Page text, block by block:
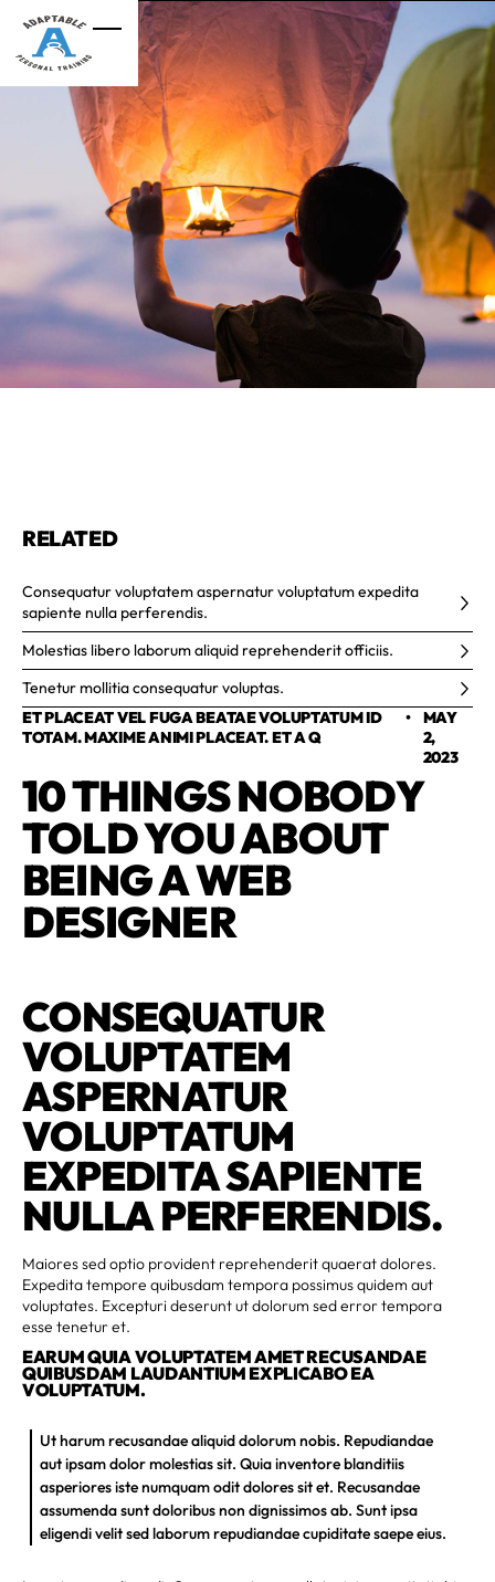
RELATED
Consequatur voluptatem aspernatur voluptatum expedita
sapiente nulla perferendis.
Molestias libero laborum aliquid reprehenderit officiis.
Tenetur mollitia consequatur voluptas.
ET PLACEAT VEL FUGA BEATAE VOLUPTATUM ID
TOTAM. MAXIME ANIMI PLACEAT. ET A Q
• MAY
2,
2023
10 THINGS NOBODY
TOLD YOU ABOUT
BEING A WEB
DESIGNER
CONSEQUATUR
VOLUPTATEM
ASPERNATUR
VOLUPTATUM
EXPEDITA SAPIENTE
NULLA PERFERENDIS.
Maiores sed optio provident reprehenderit quaerat dolores.
Expedita tempore quibusdam tempora possimus quidem aut
voluptates. Excepturi deserunt ut dolorum sed error tempora
esse tenetur et.
EARUM QUIA VOLUPTATEM AMET RECUSANDAE
QUIBUSDAM LAUDANTIUM EXPLICABO EA
VOLUPTATUM.
Ut harum recusandae aliquid dolorum nobis. Repudiandae
aut ipsam dolor molestias sit. Quia inventore blanditiis
asperiores iste numquam odit dolores sit et. Recusandae
assumenda sunt doloribus non dignissimos ab. Sunt ipsa
eligendi velit sed laborum repudiandae cupiditate saepe eius.